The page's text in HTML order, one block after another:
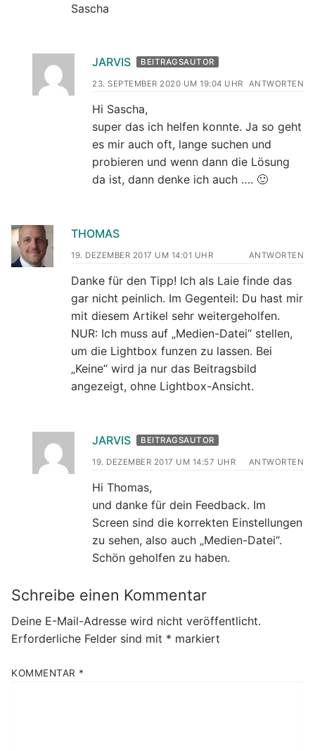
Sascha
JARVIS BEITRAGSAUTOR
23. SEPTEMBER 2020 UM 19:04 UHR ANTWORTEN
Hi Sascha,
super das ich helfen konnte. Ja so geht
es mir auch oft, lange suchen und
probieren und wenn dann die Lösung
da ist, dann denke ich auch …. 🙂
THOMAS
19. DEZEMBER 2017 UM 14:01 UHR ANTWORTEN
Danke für den Tipp! Ich als Laie finde das
gar nicht peinlich. Im Gegenteil: Du hast mir
mit diesem Artikel sehr weitergeholfen.
NUR: Ich muss auf „Medien-Datei“ stellen,
um die Lightbox funzen zu lassen. Bei
„Keine“ wird ja nur das Beitragsbild
angezeigt, ohne Lightbox-Ansicht.
JARVIS BEITRAGSAUTOR
19. DEZEMBER 2017 UM 14:57 UHR ANTWORTEN
Hi Thomas,
und danke für dein Feedback. Im
Screen sind die korrekten Einstellungen
zu sehen, also auch „Medien-Datei“.
Schön geholfen zu haben.
Schreibe einen Kommentar
Deine E-Mail-Adresse wird nicht veröffentlicht.
Erforderliche Felder sind mit * markiert
KOMMENTAR *